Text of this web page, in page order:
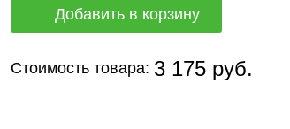
Стоимость товара: 3 175 руб.